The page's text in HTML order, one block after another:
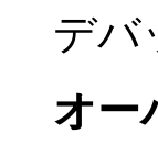
デバ
オー